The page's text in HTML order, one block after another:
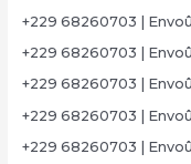
+229 68260703 |
+229 68260703 |
+229 68260703 |
+229 68260703 |
+229 68260703 |